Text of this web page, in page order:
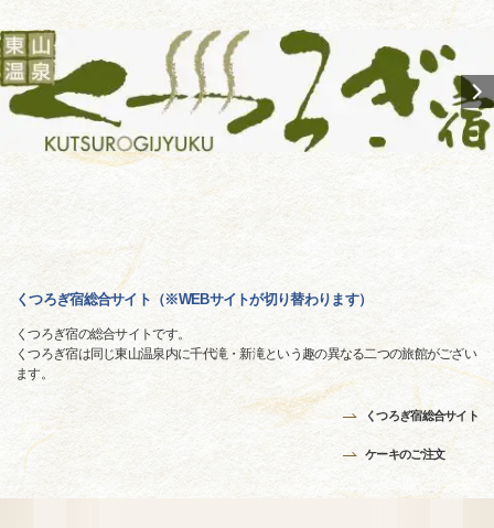
くつろぎ宿総合サイト（※WEBサイトが切り替わります）
くつろぎ宿の総合サイトです。
くつろぎ宿は同じ東山温泉内に千代滝・新滝という趣の異なる二つの旅館がござい
ます。
くつろぎ宿総合サイト
ケーキのご注文